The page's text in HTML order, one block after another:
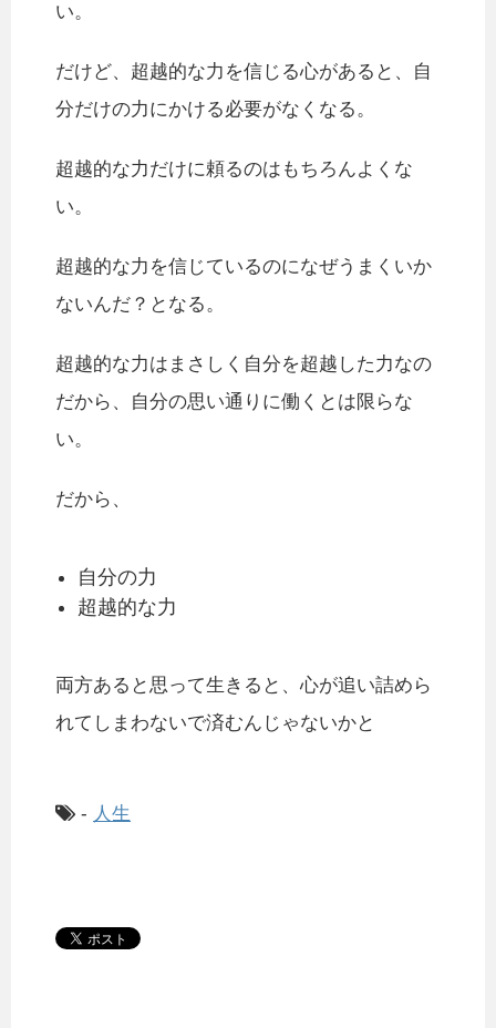
い。
だけど、超越的な力を信じる心があると、自
分だけの力にかける必要がなくなる。
超越的な力だけに頼るのはもちろんよくな
い。
超越的な力を信じているのになぜうまくいか
ないんだ？となる。
超越的な力はまさしく自分を超越した力なの
だから、自分の思い通りに働くとは限らな
い。
だから、
自分の力
超越的な力
両方あると思って生きると、心が追い詰めら
れてしまわないで済むんじゃないかと
- 人生